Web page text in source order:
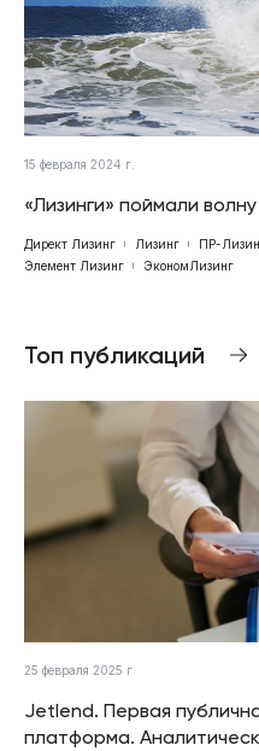
15 февраля 2024 г.
«Лизинги» поймали волну
Директ Лизинг Лизинг ПР-
Элемент Лизинг
ЭкономЛизинг
Топ публикаций
25 февраля 2025 г.
Jetlend. Первая
платформа.